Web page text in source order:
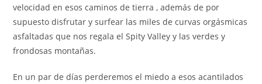
velocidad en esos caminos de tierra , además de por
supuesto disfrutar y surfear las miles de curvas orgásmicas
asfaltadas que nos regala el Spity Valley y las verdes y
frondosas montañas.
En un par de días perderemos el miedo a esos acantilados